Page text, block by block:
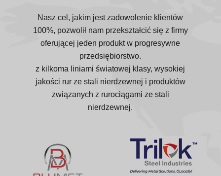
Nasz cel, jakim jest zadowolenie klientów
100%, pozwolił nam przekształcić się z firmy
oferującej jeden produkt w progresywne
przedsiębiorstwo.
z kilkoma liniami światowej klasy, wysokiej
jakości rur ze stali nierdzewnej i produktów
związanych z rurociągami ze stali
nierdzewnej.